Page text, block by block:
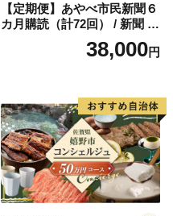
【定期便】あやべ市民新聞６
カ月購読（計72回） / 新聞 情
報誌 定期購読 綾部市 / 株式
会社あやべ市民新聞社［BSC
38,000円